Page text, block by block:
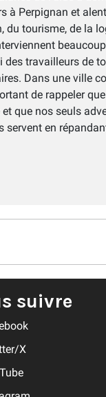
à Perpignan et
du tourisme, de la
travailleurs de
Dans une ville
de rappeler
que nos seuls
en
suivre
X